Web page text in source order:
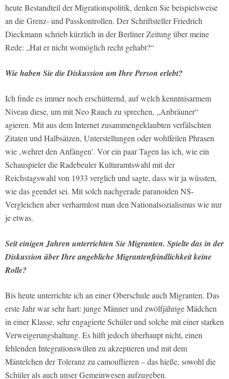
heute Bestandteil der Migrationspolitik, denken Sie beispielsweise
an die Grenz- und Passkontrollen. Der Schriftsteller Friedrich
Dieckmann schrieb kürzlich in der Berliner Zeitung über meine
Rede: „Hat er nicht womöglich recht gehabt?“
Wie haben Sie die Diskussion um Ihre Person erlebt?
Ich finde es immer noch erschütternd, auf welch kenntnisarmem
Niveau diese, um mit Neo Rauch zu sprechen, „Anbräuner“
agieren. Mit aus dem Internet zusammengeklaubten verfälschten
Zitaten und Halbsätzen, Unterstellungen oder wohlfeilen Phrasen
wie ‚wehret den Anfängen’. Vor ein paar Tagen las ich, wie ein
Schauspieler die Radebeuler Kulturamtswahl mit der
Reichstagswahl von 1933 verglich und sagte, dass wir ja wüssten,
wie das geendet sei. Mit solch nachgerade paranoiden NS-
Vergleichen aber verharmlost man den Nationalsozialismus wie nur
je etwas.
Seit einigen Jahren unterrichten Sie Migranten. Spielte das in der
Diskussion über Ihre angebliche Migrantenfeindlichkeit keine
Rolle?
Bis heute unterrichte ich an einer Oberschule auch Migranten. Das
erste Jahr war sehr hart: junge Männer und zwölfjährige Mädchen
in einer Klasse, sehr engagierte Schüler und solche mit einer starken
Verweigerungshaltung. Es hilft jedoch überhaupt nicht, einen
fehlenden Integrationswillen zu akzeptieren und mit dem
Mäntelchen der Toleranz zu camouflieren – das hieße, sowohl die
Schüler als auch unser Gemeinwesen aufzugeben.